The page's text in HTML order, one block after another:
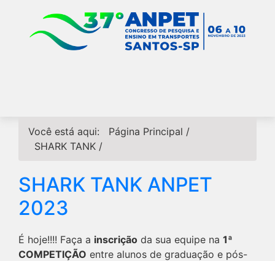
Você está aqui: Página Principal /
SHARK TANK /
SHARK TANK ANPET
2023
É hoje!!!! Faça a inscrição da sua equipe na 1ª
COMPETIÇÃO entre alunos de graduação e pós-